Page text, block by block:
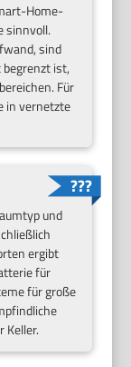
Home-
sinnvoll.
sind
ist,
Für
in vernetzte
und
ergibt
für
für große
Keller.